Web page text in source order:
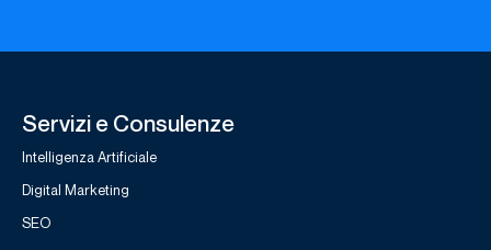
Servizi e Consulenze
Intelligenza Artificiale
Digital Marketing
SEO